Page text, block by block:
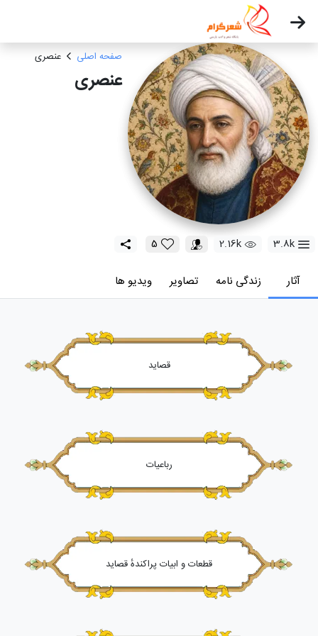
صفحه اصلی عنصری
عنصری
3.8k
2.16k
5
آثار زندگی نامه تصاویر ویدیو ها
قصاید
رباعیات
قطعات و ابیات پراکندهٔ قصاید